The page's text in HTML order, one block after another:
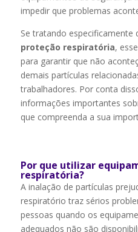
impedir que problemas
Se tratando especificamente
proteção respiratória,
para garantir que não
demais partículas
trabalhadores. Por conta
informações importantes
que compreenda a sua
Por que utilizar
respiratória?
A inalação de partículas
respiratório traz sérios
pessoas quando os
adequados não são